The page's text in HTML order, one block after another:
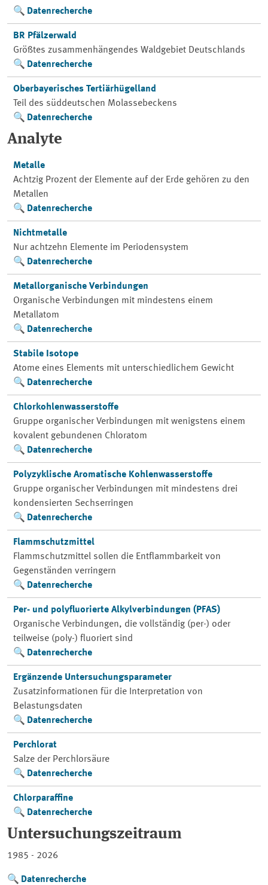
Datenrecherche
BR Pfälzerwald
Größtes zusammenhängendes Waldgebiet Deutschlands
Datenrecherche
Oberbayerisches Tertiärhügelland
Teil des süddeutschen Molassebeckens
Datenrecherche
Analyte
Metalle
Achtzig Prozent der Elemente auf der Erde gehören zu den
Metallen
Datenrecherche
Nichtmetalle
Nur achtzehn Elemente im Periodensystem
Datenrecherche
Metallorganische Verbindungen
Organische Verbindungen mit mindestens einem
Metallatom
Datenrecherche
Stabile Isotope
Atome eines Elements mit unterschiedlichem Gewicht
Datenrecherche
Chlorkohlenwasserstoffe
Gruppe organischer Verbindungen mit wenigstens einem
kovalent gebundenen Chloratom
Datenrecherche
Polyzyklische Aromatische Kohlenwasserstoffe
Gruppe organischer Verbindungen mit mindestens drei
kondensierten Sechserringen
Datenrecherche
Flammschutzmittel
Flammschutzmittel sollen die Entflammbarkeit von
Gegenständen verringern
Datenrecherche
Per- und polyfluorierte Alkylverbindungen (PFAS)
Organische Verbindungen, die vollständig (per-) oder
teilweise (poly-) fluoriert sind
Datenrecherche
Ergänzende Untersuchungsparameter
Zusatzinformationen für die Interpretation von
Belastungsdaten
Datenrecherche
Perchlorat
Salze der Perchlorsäure
Datenrecherche
Chlorparaffine
Datenrecherche
Untersuchungszeitraum
1985 - 2026
Datenrecherche